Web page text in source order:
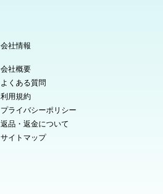
会社情報
会社概要
よくある質問
利用規約
プライバシーポリシー
返品・返金について
サイトマップ